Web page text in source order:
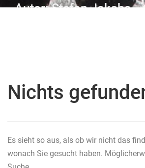
Autor:Stefan Jakobs
Nichts
Es sieht so aus, als ob wir nicht das
wonach Sie gesucht haben.